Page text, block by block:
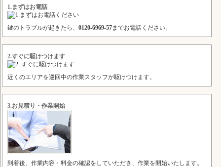
1.まずはお電話
鍵のトラブルが起きたら、 0120-6969-57までお電話ください。
2.すぐに駆けつけます
近くのエリアを巡回中の作業スタッフが駆けつけます。
3.お見積り・作業開始
到着後、作業内容・料金の確認をしていただき、作業を開始いたします。